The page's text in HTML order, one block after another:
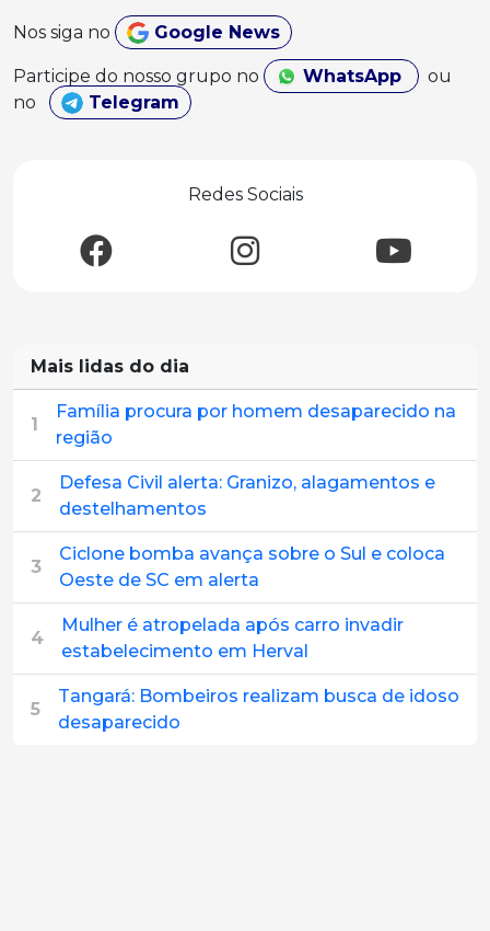
Nos siga no Google News
Participe do nosso grupo no WhatsApp
ou
no
Telegram
Redes Sociais
Mais lidas do dia
1
Família procura por homem desaparecido na
região
2
Defesa Civil alerta: Granizo, alagamentos e
destelhamentos
3
Ciclone bomba avança sobre o Sul e coloca
Oeste de SC em alerta
4
Mulher é atropelada após carro invadir
estabelecimento em Herval
5
Tangará: Bombeiros realizam busca de idoso
desaparecido